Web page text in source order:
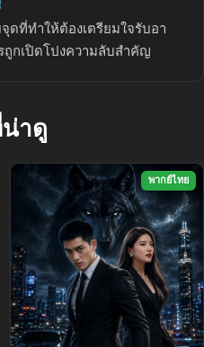
ดที่ทำให้ต้องเตรียมใจรับอา
กเปิดโปงความลับสำคัญ
น่าดู
พากย์ไทย